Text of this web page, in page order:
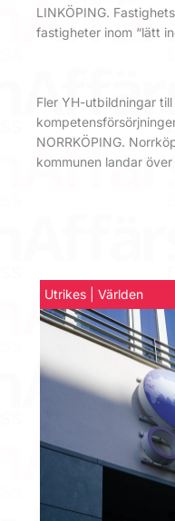
LINKÖPING.
fastigheter inom “lätt
Fler YH-utbildningar
NORRKÖPING.
kommunen landar
Utrikes | Världen